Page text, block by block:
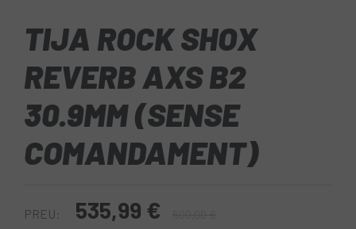
TIJA ROCK SHOX
REVERB AXS B2
30.9MM (SENSE
COMANDAMENT)
PREU: 535,99 €